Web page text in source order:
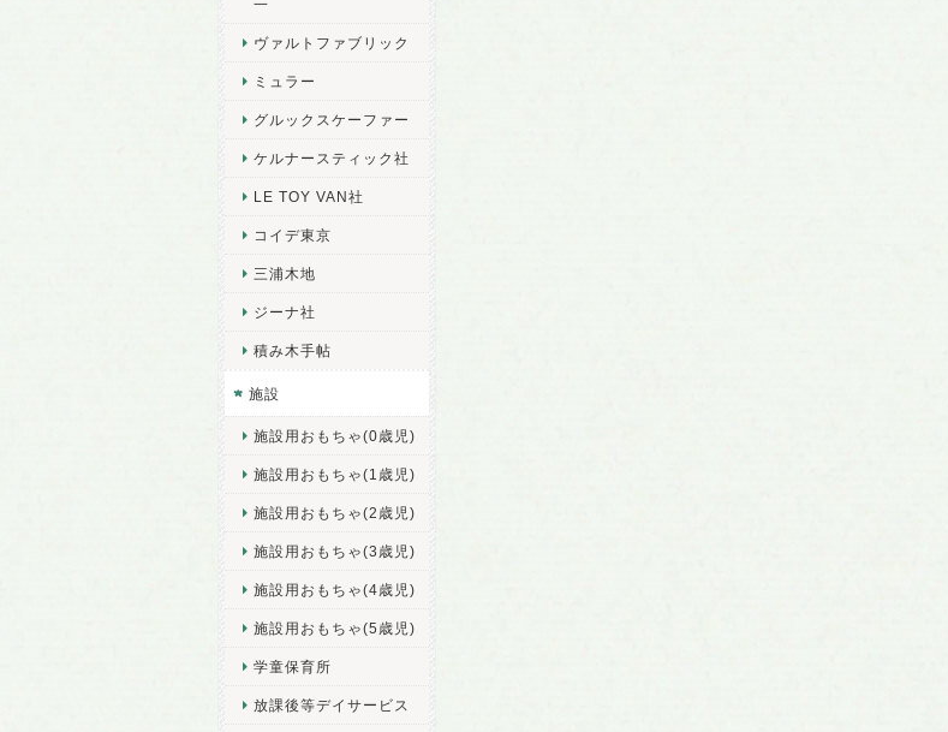
一
ヴァルトファブリック
ミュラー
グルックスケーファー
ケルナースティック社
LE TOY VAN社
コイデ東京
三浦木地
ジーナ社
積み木手帖
施設
施設用おもちゃ(0歳児)
施設用おもちゃ(1歳児)
施設用おもちゃ(2歳児)
施設用おもちゃ(3歳児)
施設用おもちゃ(4歳児)
施設用おもちゃ(5歳児)
学童保育所
放課後等デイサービス